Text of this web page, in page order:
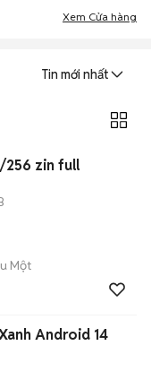
Xem Cửa hàng
Tin mới nhất
256 zin full
Một
Android 14